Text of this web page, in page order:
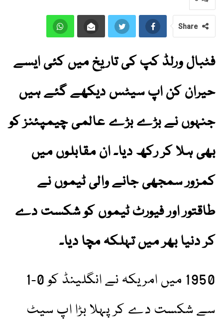
Share
فٹبال ورلڈ کپ کی تاریخ میں کئی ایسے
حیران کن اپ سیٹس دیکھے گئے ہیں
جنہوں نے بڑے بڑے عالمی چیمپئنز کو
بھی ہلا کر رکھ دیا۔ ان مقابلوں میں
کمزور سمجھی جانے والی ٹیموں نے
طاقتور اور فیورٹ ٹیموں کو شکست دے
کر دنیا بھر میں تہلکہ مچا دیا۔
1950 میں امریکہ نے انگلینڈ کو 0-1
سے شکست دے کر پہلا بڑا اپ سیٹ